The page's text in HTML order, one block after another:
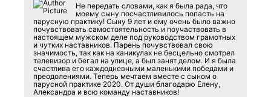
Не передать словами, как я была рада, что
моему сыну посчастливилось попасть на
парусную практику! Сыну 9 лет и ему очень было важно
почувствовать самостоятельность и поучаствовать в
настоящем мужском деле под руководством грамотных
и чутких наставников. Парень почувствовал свою
значимость, так как на каникулах не бесцельно смотрел
телевизор и бегал на улице, а был занят делом. И я была
счастлива его каждодневными маленькими победами и
преодолениями. Теперь мечтаем вместе с сыном о
парусной практике 2020. От души благодарю Елену,
Александра и всю команду наставников!